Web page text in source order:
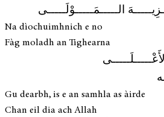
الـــــمَـــــوْلَـــــى
Na dìochuimhnich e no
Fàg moladh an Tighearna
Gu dearbh, is e an samhla as àirde
Chan eil dia ach Allah